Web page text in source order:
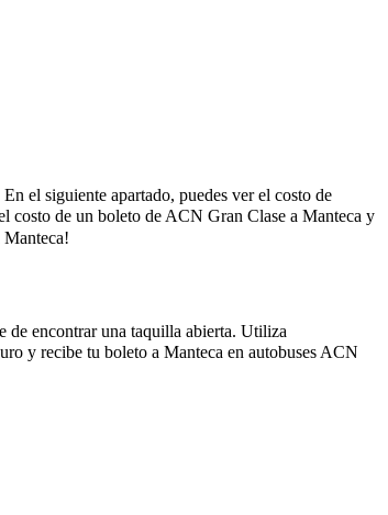
el siguiente apartado, puedes ver el costo de
costo de un boleto de ACN Gran Clase a Manteca y
Manteca!
de encontrar una taquilla abierta. Utiliza
y recibe tu boleto a Manteca en autobuses ACN